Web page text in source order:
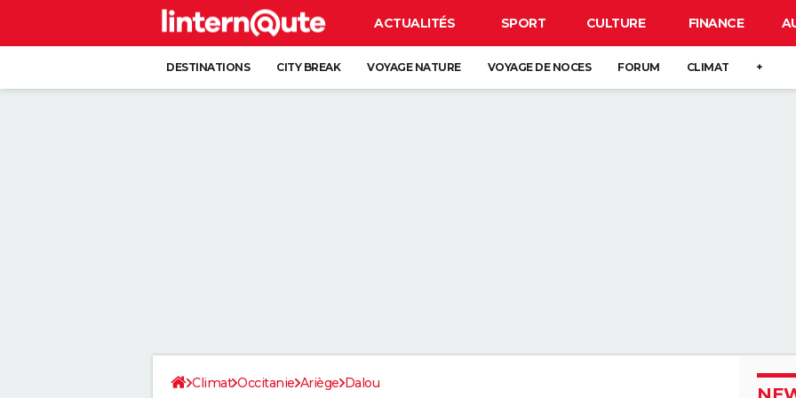
ACTUALITÉS SPORT CULTURE FINANCE
DESTINATIONS CITY BREAK VOYAGE NATURE VOYAGE DE NOCES FORUM CLIMAT +
Climat Occitanie Ariège Dalou